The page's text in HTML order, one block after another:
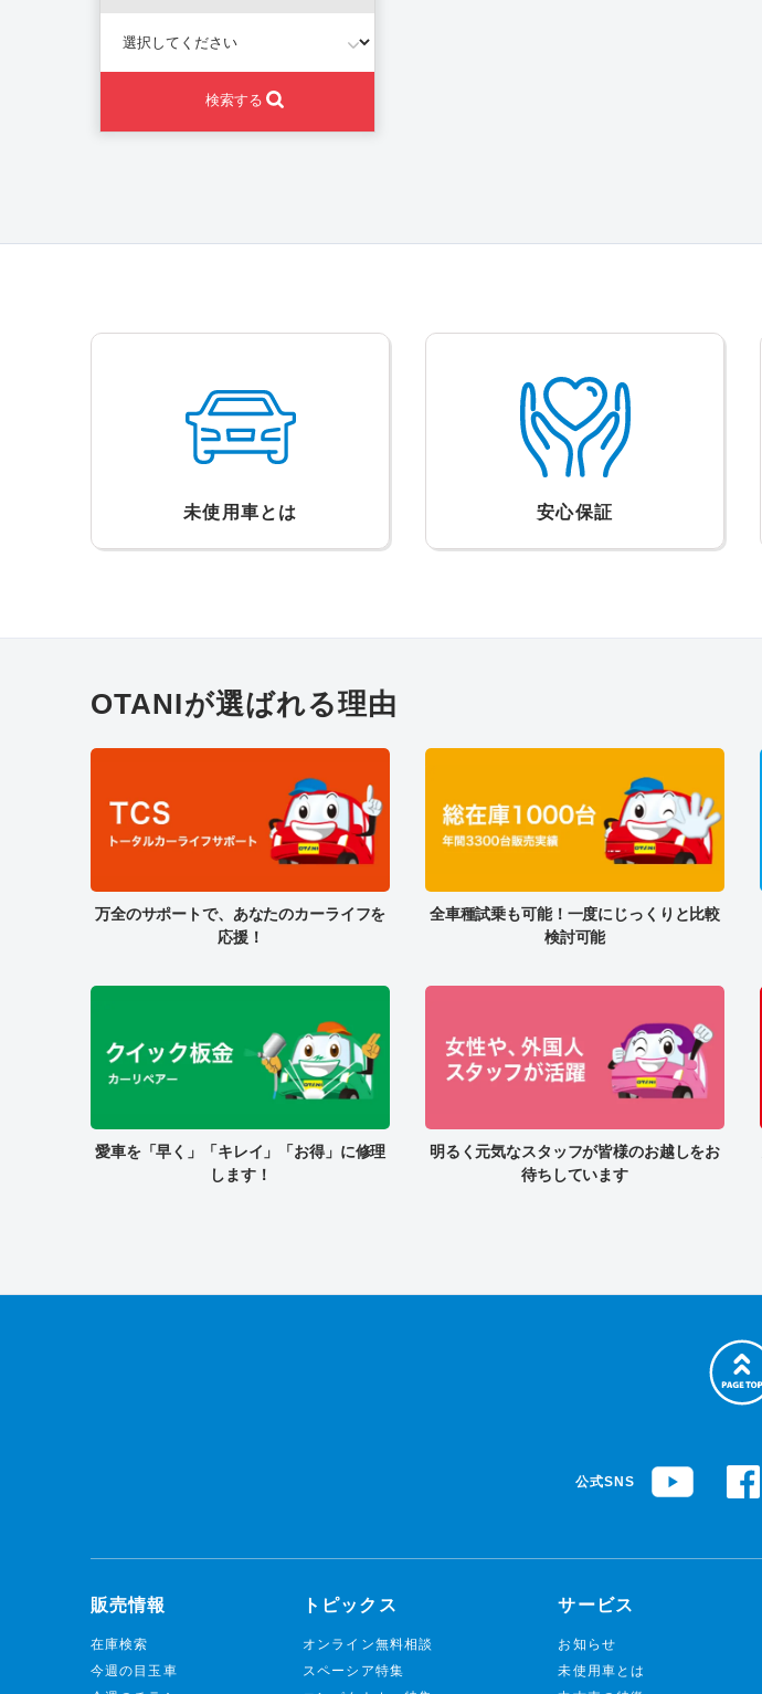
検索する
未使用車とは 安心保証
OTANIが選ばれる理由
万全のサポートで、あなたのカーライフを
応援！
全車種試乗も可能！一度にじっくりと比較
検討可能
愛車を「早く」「キレイ」「お得」に修理
します！
明るく元気なスタッフが皆様のお越しをお
待ちしています
公式SNS
販売情報
在庫検索
今週の目玉車
トピックス
オンライン無料相談
スペーシア特集
サービス
お知らせ
未使用車とは